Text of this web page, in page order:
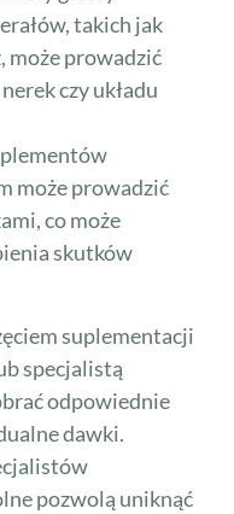
takich jak
może prowadzić
czy układu
może prowadzić
co może
skutków
suplementacji
specjalistą
odpowiednie
dawki.
pozwolą uniknąć